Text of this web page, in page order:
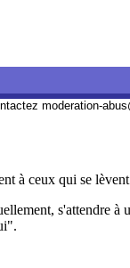
moderation-